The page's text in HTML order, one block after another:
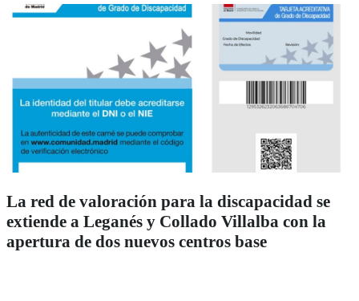
La red de valoración para la discapacidad se
extiende a Leganés y Collado Villalba con la
apertura de dos nuevos centros base